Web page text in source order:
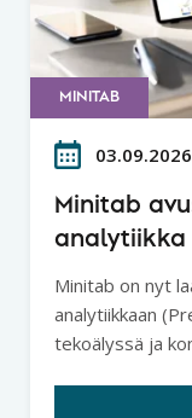
MINITAB
03.09.2026
Minitab
analytiikka
Minitab on nyt
analytiikkaan
tekoälyssä ja